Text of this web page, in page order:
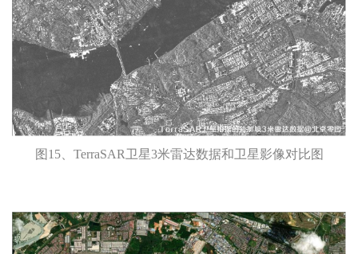
图15、TerraSAR卫星3米雷达数据和卫星影像对比图